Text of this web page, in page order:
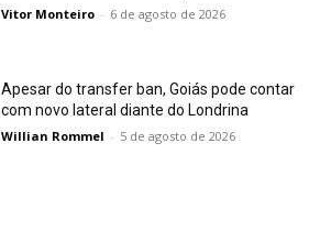
Vitor Monteiro - 6 de agosto de 2026
Apesar do transfer ban, Goiás pode contar
com novo lateral diante do Londrina
Willian Rommel - 5 de agosto de 2026